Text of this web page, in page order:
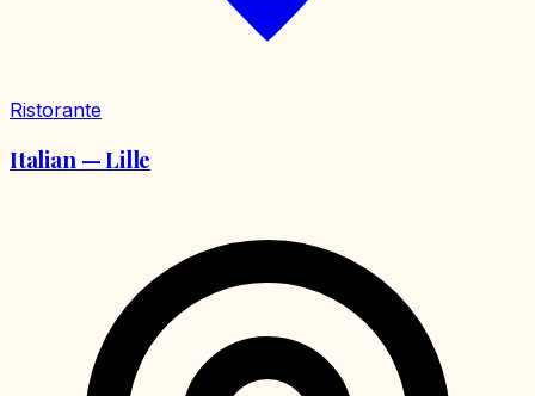
Ristorante
Italian — Lille